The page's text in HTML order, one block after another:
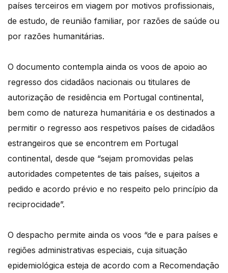
países terceiros em viagem por motivos profissionais,
de estudo, de reunião familiar, por razões de saúde ou
por razões humanitárias.
O documento contempla ainda os voos de apoio ao
regresso dos cidadãos nacionais ou titulares de
autorização de residência em Portugal continental,
bem como de natureza humanitária e os destinados a
permitir o regresso aos respetivos países de cidadãos
estrangeiros que se encontrem em Portugal
continental, desde que “sejam promovidas pelas
autoridades competentes de tais países, sujeitos a
pedido e acordo prévio e no respeito pelo princípio da
reciprocidade”.
O despacho permite ainda os voos “de e para países e
regiões administrativas especiais, cuja situação
epidemiológica esteja de acordo com a Recomendação